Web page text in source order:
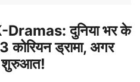
दुनिया भर के
कोरियन ड्रामा, अगर
शुरुआत!